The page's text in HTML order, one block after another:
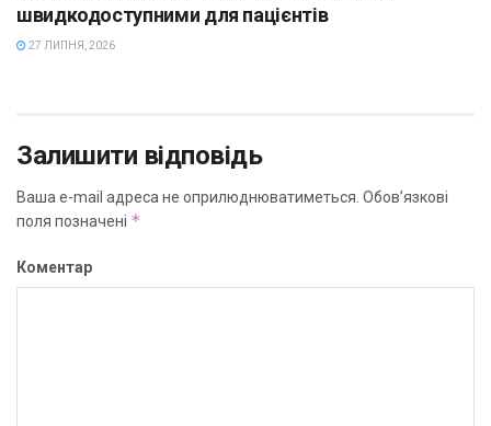
швидкодоступними для пацієнтів
27 ЛИПНЯ, 2026
Залишити відповідь
Ваша e-mail адреса не оприлюднюватиметься. Обов’язкові
поля позначені *
Коментар